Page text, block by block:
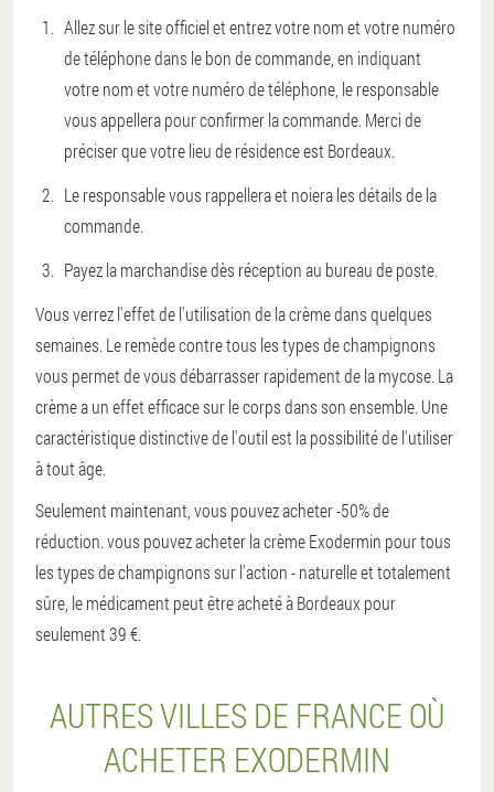
Allez sur le site officiel et entrez votre nom et votre numéro
de téléphone dans le bon de commande, en indiquant
votre nom et votre numéro de téléphone, le responsable
vous appellera pour confirmer la commande. Merci de
préciser que votre lieu de résidence est Bordeaux.
Le responsable vous rappellera et noiera les détails de la
commande.
Payez la marchandise dès réception au bureau de poste.
Vous verrez l'effet de l'utilisation de la crème dans quelques
semaines. Le remède contre tous les types de champignons
vous permet de vous débarrasser rapidement de la mycose. La
crème a un effet efficace sur le corps dans son ensemble. Une
caractéristique distinctive de l'outil est la possibilité de l'utiliser
à tout âge.
Seulement maintenant, vous pouvez acheter -50% de
réduction. vous pouvez acheter la crème Exodermin pour tous
les types de champignons sur l'action - naturelle et totalement
sûre, le médicament peut être acheté à Bordeaux pour
seulement 39 €.
AUTRES VILLES DE FRANCE OÙ
ACHETER EXODERMIN